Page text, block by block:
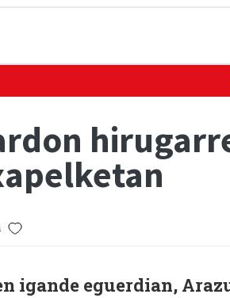
igande eguerdian,